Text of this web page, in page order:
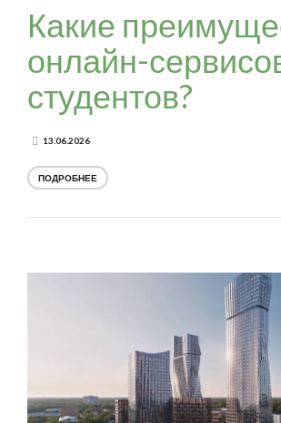
Какие
онлайн-
студентов?
13.06.2026
ПОДРОБНЕЕ